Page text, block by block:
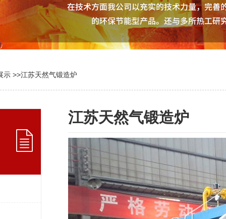
示 >>江苏天然气锻造炉
江苏天然气锻造炉